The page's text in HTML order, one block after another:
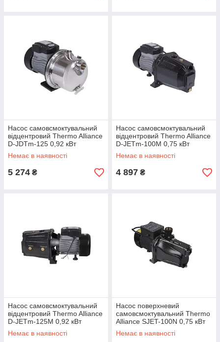
Насос самовсмоктувальний
відцентровий Thermo Alliance
D-JDTm-125 0,92 кВт
Немає в наявності
5 274 ₴
Насос самовсмоктувальний
відцентровий Thermo Alliance
D-JETm-100M 0,75 кВт
Немає в наявності
4 897 ₴
Насос самовсмоктувальний
відцентровий Thermo Alliance
D-JETm-125M 0,92 кВт
Немає в наявності
Насос поверхневий
самовсмоктувальний Thermo
Alliance SJET-100N 0,75 кВт
Немає в наявності